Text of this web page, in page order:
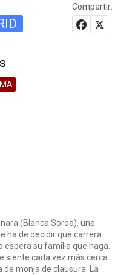
Compartir:
(Blanca Soroa), una
ha de decidir qué carrera
espera su familia que haga.
siente cada vez más cerca
de monja de clausura. La